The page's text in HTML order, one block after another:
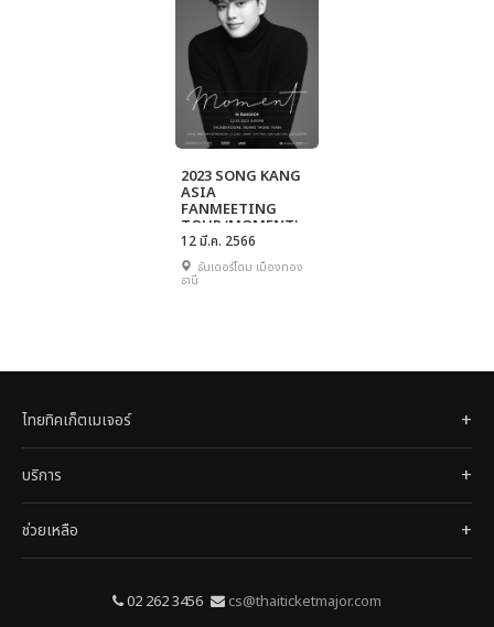
2023 SONG KANG
ASIA
FANMEETING
TOUR ‘MOMENT'
IN BANGKOK
12 มี.ค. 2566
ธันเดอร์โดม เมืองทอง
ธานี
ไทยทิคเก็ตเมเจอร์
บริการ
ช่วยเหลือ
02 262 3456 cs@thaiticketmajor.com